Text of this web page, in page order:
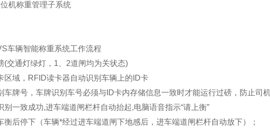
位机称重管理子系统
车辆智能称重系统工作流程
(交通灯绿灯，1、2道闸均为关状态)
区域，RFID读卡器自动识别车辆上的ID卡
车牌号，车牌识别车号必须与ID卡内存储信息一致时才能运行过磅，防止司机
别一致成功,进车端道闸栏杆自动抬起,电脑语音指示“请上衡”
衡后停下（车辆*经过进车端道闸下地感后，进车端道闸栏杆自动放下）；